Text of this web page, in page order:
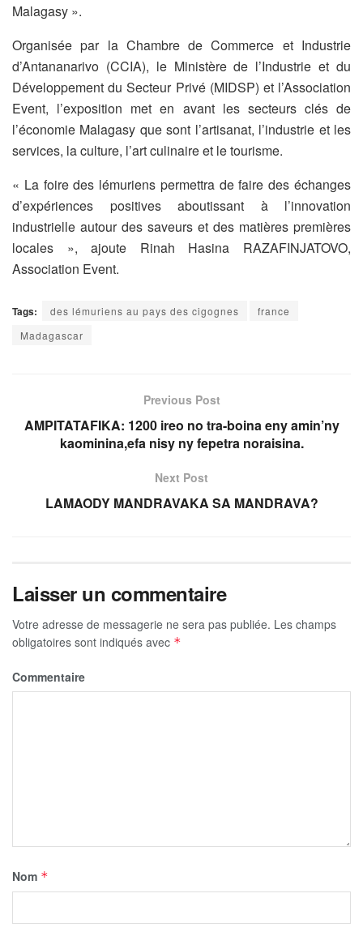
Malagasy ».
Organisée par la Chambre de Commerce et Industrie
d’Antananarivo (CCIA), le Ministère de l’Industrie et du
Développement du Secteur Privé (MIDSP) et l’Association
Event, l’exposition met en avant les secteurs clés de
l’économie Malagasy que sont l’artisanat, l’industrie et les
services, la culture, l’art culinaire et le tourisme.
« La foire des lémuriens permettra de faire des échanges
d’expériences positives aboutissant à l’innovation
industrielle autour des saveurs et des matières premières
locales », ajoute Rinah Hasina RAZAFINJATOVO,
Association Event.
Tags: des lémuriens au pays des cigognes
france
Madagascar
Previous Post
AMPITATAFIKA: 1200 ireo no tra-boina eny amin’ny
kaominina,efa nisy ny fepetra noraisina.
Next Post
LAMAODY MANDRAVAKA SA MANDRAVA?
Laisser un commentaire
Votre adresse de messagerie ne sera pas publiée. Les champs
obligatoires sont indiqués avec *
Commentaire
Nom *